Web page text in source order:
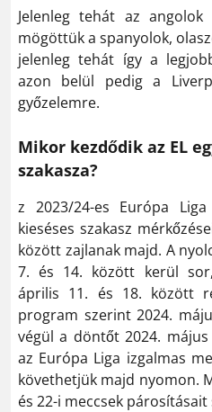
Jelenleg tehát az
mögöttük a spanyolok,
jelenleg tehát így a
azon belül pedig a
győzelemre.
Mikor kezdődik az EL
szakasza?
z 2023/24-es Európa
kieséses szakasz
között zajlanak majd. A
7. és 14. között kerül
április 11. és 18. között
program szerint 2024.
végül a döntőt 2024.
az Európa Liga izgalmas
követhetjük majd nyomon.
és 22-i meccsek